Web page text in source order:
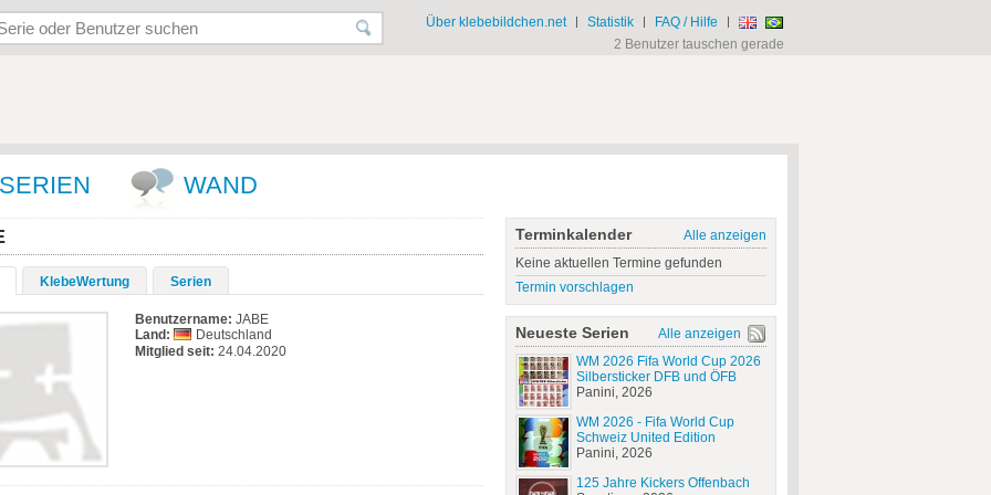
Über klebebildchen.net | Statistik | FAQ / Hilfe |
2 Benutzer tauschen gerade
WAND
KlebeWertung Serien
Benutzername: JABE
Land:
Deutschland
Mitglied seit: 24.04.2020
Terminkalender
Alle anzeigen
Keine aktuellen Termine gefunden
Termin vorschlagen
Neueste Serien
Alle anzeigen
WM 2026 Fifa World Cup 2026
Silbersticker DFB und ÖFB
Panini, 2026
WM 2026 - Fifa World Cup
Schweiz United Edition
Panini, 2026
125 Jahre Kickers Offenbach